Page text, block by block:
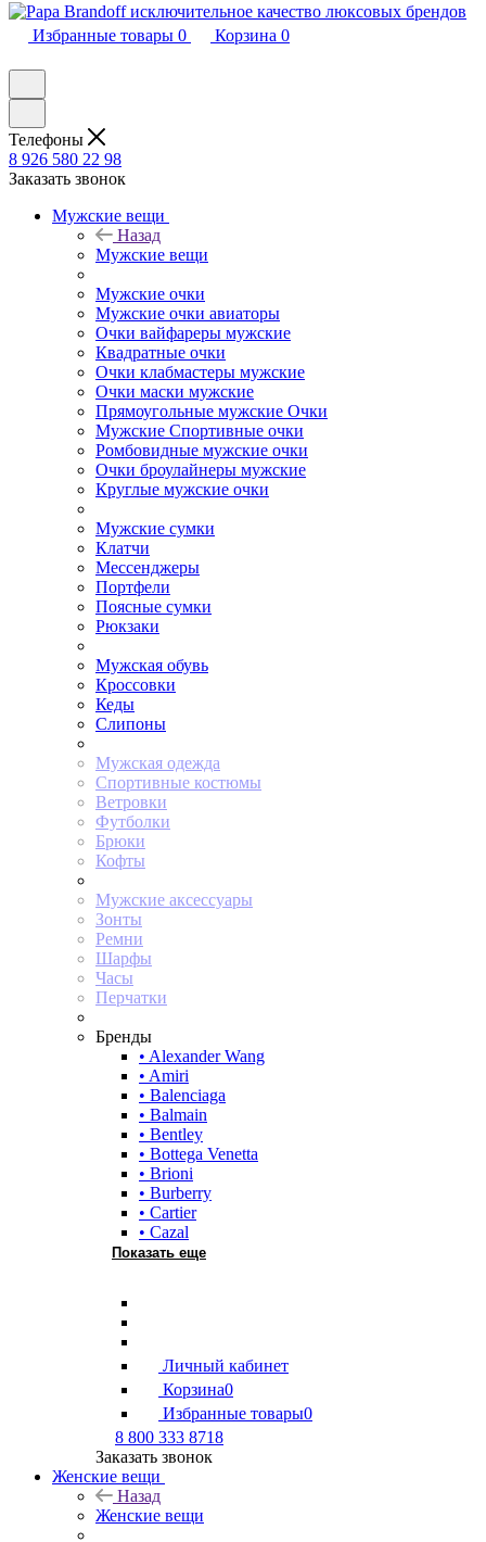
Избранные товары 0 Корзина 0
Телефоны
8 926 580 22 98
Заказать звонок
Мужские вещи
Назад
Мужские вещи
Мужские очки
Мужские очки авиаторы
Очки вайфареры мужские
Квадратные очки
Очки клабмастеры мужские
Очки маски мужские
Прямоугольные мужские Очки
Мужские Спортивные очки
Ромбовидные мужские очки
Очки броулайнеры мужские
Круглые мужские очки
Мужские сумки
Клатчи
Мессенджеры
Портфели
Поясные сумки
Рюкзаки
Мужская обувь
Кроссовки
Кеды
Слипоны
Мужская одежда
Спортивные костюмы
Ветровки
Футболки
Брюки
Кофты
Мужские аксессуары
Зонты
Ремни
Шарфы
Часы
Перчатки
Бренды
• Alexander Wang
• Amiri
• Balenciaga
• Balmain
• Bentley
• Bottega Venetta
• Brioni
• Burberry
• Cartier
• Cazal
Показать еще
Личный кабинет
Корзина0
Избранные товары0
8 800 333 8718
Заказать звонок
Женские вещи
Назад
Женские вещи